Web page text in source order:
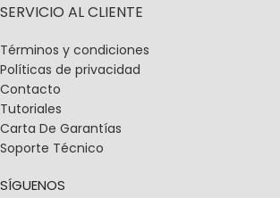
SERVICIO AL CLIENTE
Términos y condiciones
Políticas de privacidad
Contacto
Tutoriales
Carta De Garantías
Soporte Técnico
SÍGUENOS